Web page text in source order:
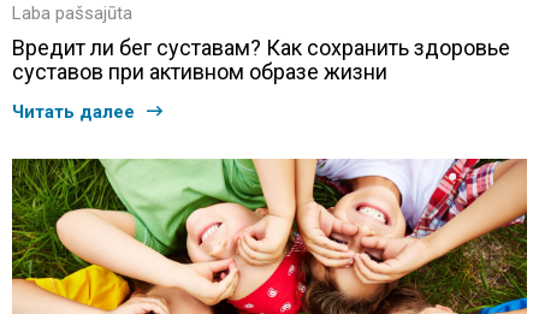
Laba pašsajūta
Вредит ли бег суставам? Как сохранить здоровье
суставов при активном образе жизни
Читать далее